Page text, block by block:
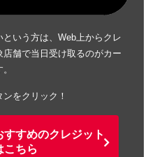
いう方は、Web上からクレ
舗で当日受け取るのがカー
をクリック！
すめのクレジット
こちら